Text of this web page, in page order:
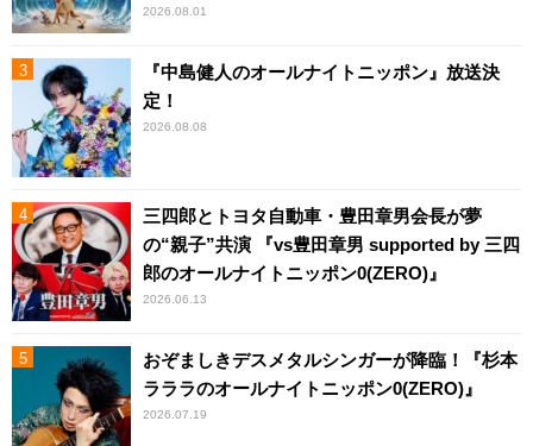
2026.08.01
『中島健人のオールナイトニッポン』放送決
定！
2026.08.08
三四郎とトヨタ自動車・豊田章男会長が夢
の“親子”共演 『vs豊田章男 supported by 三四
郎のオールナイトニッポン0(ZERO)』
2026.06.13
おぞましきデスメタルシンガーが降臨！『杉本
ラララのオールナイトニッポン0(ZERO)』
2026.07.19